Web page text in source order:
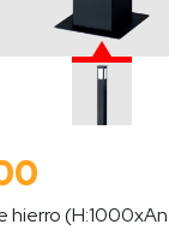
hierro